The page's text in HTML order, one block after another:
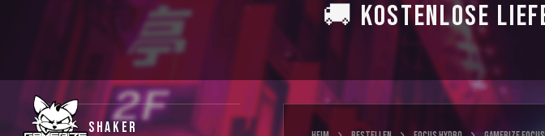
🚚 KOSTENLOSE
SHAKER